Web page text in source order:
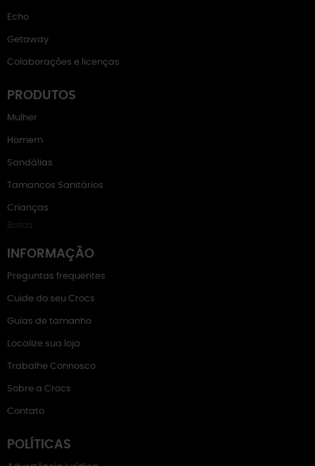
Echo
Getaway
Colaborações e licenças
PRODUTOS
Mulher
Homem
Sandálias
Tamancos Sanitários
Crianças
Botas
INFORMAÇÃO
Preguntas frequentes
Cuide do seu Crocs
Guias de tamanho
Localize sua loja
Trabalhe Connosco
Sobre a Crocs
Contato
POLÍTICAS